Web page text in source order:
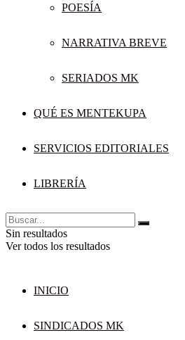
POESÍA
NARRATIVA BREVE
SERIADOS MK
QUÉ ES MENTEKUPA
SERVICIOS EDITORIALES
LIBRERÍA
Sin resultados
Ver todos los resultados
INICIO
SINDICADOS MK